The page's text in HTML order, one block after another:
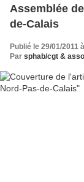
Assemblée
de-Calais
Publié le 29/01/2011
Par sphab/cgt &